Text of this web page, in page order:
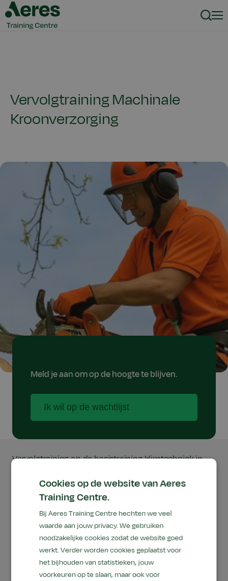
Vervolgtraining Machinale
Kroonverzorging
Meld je aan om op de hoogte te blijven.
Ik wil op de wachtlijst
Vervolgtraining op de basistraining klimtechniek in
kettingzagen in bomen in combinatie met
klimtechniek. Door het volgen van deze training ben
je in staat om niet alleen veilig en gecontroleerd, maar
ook efficiënt te werken. Verder wordt een hulpactie in
het geval van een noodsituatie in een boom
behandeld en geoefend.
Cookies op de website van Aeres
Training Centre.
Bij Aeres Training Centre hechten we veel
waarde aan jouw privacy. We gebruiken
noodzakelijke cookies zodat de website goed
werkt. Verder worden cookies geplaatst voor
het bijhouden van statistieken, jouw
voorkeuren op te slaan, maar ook voor